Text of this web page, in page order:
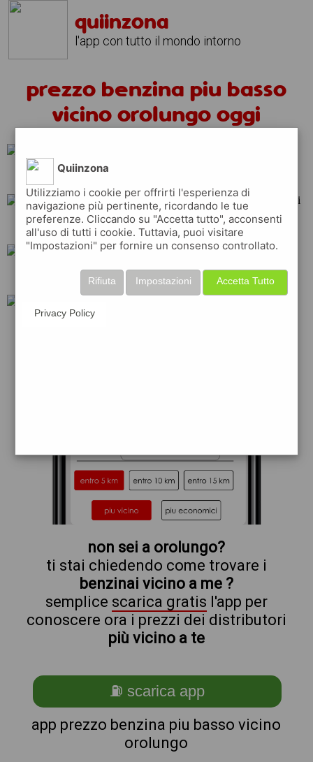
quiinzona
l'app con tutto il mondo intorno
prezzo benzina piu basso
vicino orolungo oggi
repsol
tamoil shell eni
api total
non sei a orolungo?
ti stai chiedendo come trovare i
benzinai vicino a me ?
semplice scarica gratis l'app per
conoscere ora i prezzi dei distributori
più vicino a te
⛽ scarica app
app prezzo benzina piu basso vicino
orolungo
Quiinzona
Utilizziamo i cookie per offrirti l'esperienza di
navigazione più pertinente, ricordando le tue
preferenze. Cliccando su "Accetta tutto", acconsenti
all'uso di tutti i cookie. Tuttavia, puoi visitare
"Impostazioni" per fornire un consenso controllato.
Accetta Tutto
Impostazioni
Rifiuta
Privacy Policy